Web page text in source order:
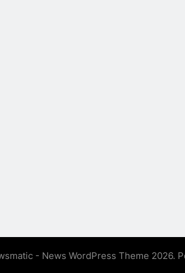
- News WordPress Theme 2026.